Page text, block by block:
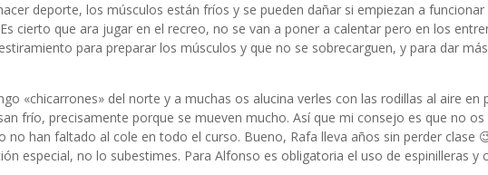
deporte, los músculos están fríos y se pueden dañar si empiezan a
cierto que ara jugar en el recreo, no se van a poner a calentar pero en los
para preparar los músculos y que no se sobrecarguen, y para dar
«chicarrones» del norte y a muchas os alucina verles con las rodillas al aire en
frío, precisamente porque se mueven mucho. Así que mi consejo es que no os
no han faltado al cole en todo el curso. Bueno, Rafa lleva años sin perder clase
especial, no lo subestimes. Para Alfonso es obligatoria el uso de espinilleras y